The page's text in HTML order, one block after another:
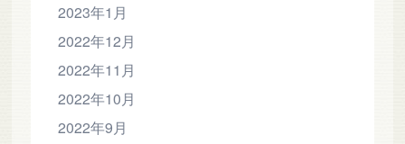
2023年1月
2022年12月
2022年11月
2022年10月
2022年9月